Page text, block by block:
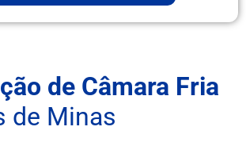
de Câmara Fria
de Minas